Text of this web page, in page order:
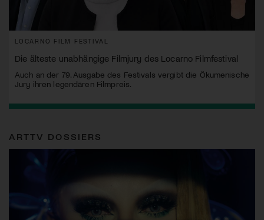
LOCARNO FILM FESTIVAL
Die älteste unabhängige Filmjury des Locarno Filmfestival
Auch an der 79. Ausgabe des Festivals vergibt die Ökumenische
Jury ihren legendären Filmpreis.
ARTTV DOSSIERS